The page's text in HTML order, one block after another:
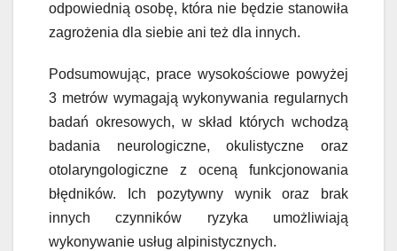
odpowiednią osobę, która nie będzie stanowiła
zagrożenia dla siebie ani też dla innych.
Podsumowując, prace wysokościowe powyżej
3 metrów wymagają wykonywania regularnych
badań okresowych, w skład których wchodzą
badania neurologiczne, okulistyczne oraz
otolaryngologiczne z oceną funkcjonowania
błędników. Ich pozytywny wynik oraz brak
innych czynników ryzyka umożliwiają
wykonywanie usług alpinistycznych.